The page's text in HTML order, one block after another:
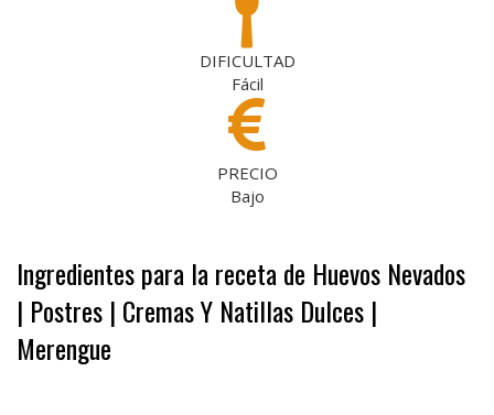
DIFICULTAD
Fácil
PRECIO
Bajo
Ingredientes para la receta de Huevos Nevados
| Postres | Cremas Y Natillas Dulces |
Merengue